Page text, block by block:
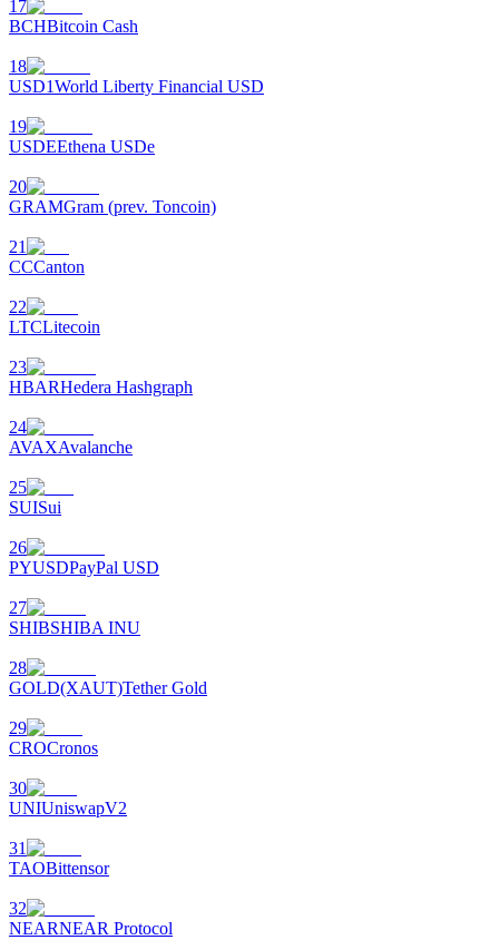
定投理财
享受活期理財及長期收益
Bitrue AI
合夥人計劃
17
BCHBitcoin Cash
18
USD1World Liberty Financial USD
19
USDEEthena USDe
20
GRAMGram (prev. Toncoin)
21
CCCanton
22
LTCLitecoin
23
HBARHedera Hashgraph
24
AVAXAvalanche
25
SUISui
26
PYUSDPayPal USD
27
SHIBSHIBA INU
28
GOLD(XAUT)Tether Gold
29
CROCronos
30
UNIUniswapV2
31
TAOBittensor
32
NEARNEAR Protocol